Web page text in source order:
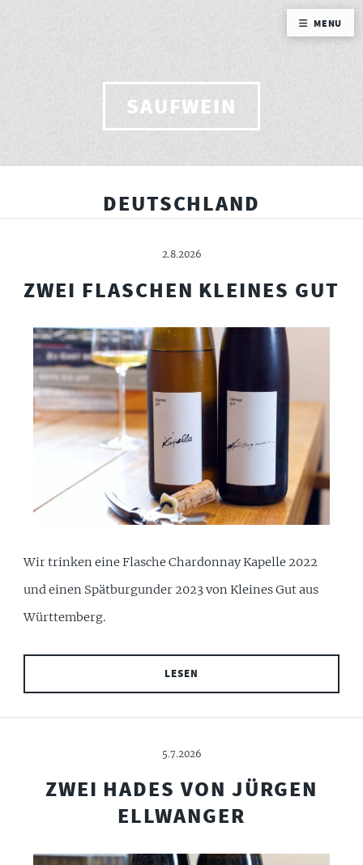
SAUFWEIN
DEUTSCHLAND
2.8.2026
ZWEI FLASCHEN KLEINES GUT
Wir trinken eine Flasche Chardonnay Kapelle 2022
und einen Spätburgunder 2023 von Kleines Gut aus
Württemberg.
LESEN
5.7.2026
ZWEI HADES VON JÜRGEN
ELLWANGER
MENU